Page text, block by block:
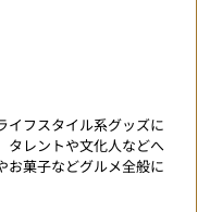
イフスタイル系グッズに
タレントや文化人などへ
お菓子などグルメ全般に